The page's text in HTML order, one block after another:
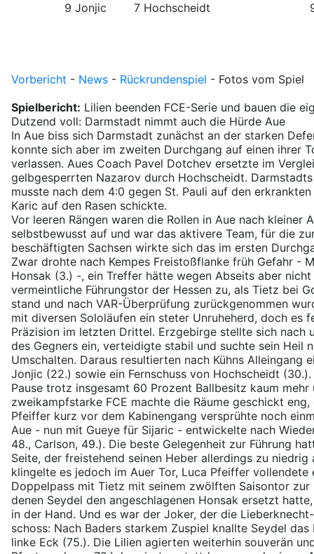
9 Jonjic
7 Hochscheidt
Vorbericht - News - Rückrundenspiel - Fotos vom Spiel
Spielbericht: Lilien beenden FCE-Serie und bauen die
Dutzend voll: Darmstadt nimmt auch die Hürde Aue
In Aue biss sich Darmstadt zunächst an der starken
konnte sich aber im zweiten Durchgang auf einen ihrer
verlassen. Aues Coach Pavel Dotchev ersetzte im
gelbgesperrten Nazarov durch Hochscheidt.
musste nach dem 4:0 gegen St. Pauli auf den
Karic auf den Rasen schickte.
Vor leeren Rängen waren die Rollen in Aue nach
selbstbewusst auf und war das aktivere Team, für die
beschäftigten Sachsen wirkte sich das im ersten
Zwar drohte nach Kempes Freistoßflanke früh Gefahr -
Honsak (3.) -, ein Treffer hätte wegen Abseits aber
vermeintliche Führungstor der Hessen zu, als Tietz bei
stand und nach VAR-Überprüfung zurückgenommen
mit diversen Sololäufen ein steter Unruheherd, doch es
Präzision im letzten Drittel. Erzgebirge stellte sich nach
des Gegners ein, verteidigte stabil und suchte sein Heil
Umschalten. Daraus resultierten nach Kühns Alleingang
Jonjic (22.) sowie ein Fernschuss von Hochscheidt
Pause trotz insgesamt 60 Prozent Ballbesitz kaum mehr
zweikampfstarke FCE machte die Räume geschickt
Pfeiffer kurz vor dem Kabinengang versprühte noch
Aue - nun mit Gueye für Sijaric - entwickelte nach
48., Carlson, 49.). Die beste Gelegenheit zur Führung
Seite, der freistehend seinen Heber allerdings zu
klingelte es jedoch im Auer Tor, Luca Pfeiffer
Doppelpass mit Tietz mit seinem zwölften Saisontor zur
denen Seydel den angeschlagenen Honsak ersetzt
in der Hand. Und es war der Joker, der die
schoss: Nach Baders starkem Zuspiel knallte Seydel
linke Eck (75.). Die Lilien agierten weiterhin souverän